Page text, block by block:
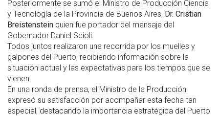
Posteriormente se sumó el Ministro de Producción Ciencia
y Tecnología de la Provincia de Buenos Aires, Dr. Cristian
Breistenstein quien fue portador del mensaje del
Gobernador Daniel Scioli.
Todos juntos realizaron una recorrida por los muelles y
galpones del Puerto, recibiendo información sobre la
situación actual y las expectativas para los tiempos que se
vienen.
En una ronda de prensa, el Ministro de la Producción
expresó su satisfacción por acompañar esta fecha tan
especial, destacando la importancia estratégica del Puerto